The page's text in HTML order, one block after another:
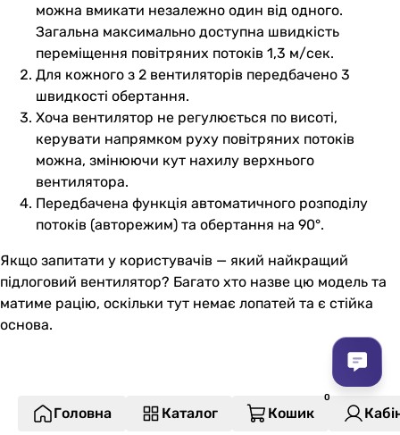
можна вмикати незалежно один від одного.
Загальна максимально доступна швидкість
переміщення повітряних потоків 1,3 м/сек.
Для кожного з 2 вентиляторів передбачено 3
швидкості обертання.
Хоча вентилятор не регулюється по висоті,
керувати напрямком руху повітряних потоків
можна, змінюючи кут нахилу верхнього
вентилятора.
Передбачена функція автоматичного розподілу
потоків (авторежим) та обертання на 90°.
Якщо запитати у користувачів — який найкращий
підлоговий вентилятор? Багато хто назве цю модель та
матиме рацію, оскільки тут немає лопатей та є стійка
основа.
Головна Каталог Кошик